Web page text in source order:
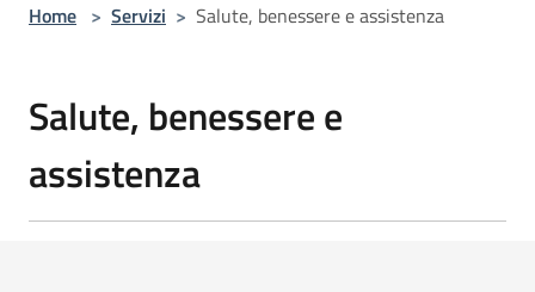
Home > Servizi > Salute, benessere e assistenza
Salute, benessere e
assistenza